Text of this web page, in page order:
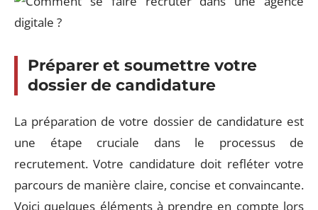
Préparer et soumettre votre
dossier de candidature
La préparation de votre dossier de candidature est
une étape cruciale dans le processus de
recrutement. Votre candidature doit refléter votre
parcours de manière claire, concise et convaincante.
Voici quelques éléments à prendre en compte lors